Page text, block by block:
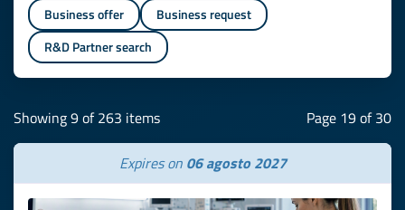
Business offer
Business request
R&D Partner search
Showing 9 of 263 items Page 19 of 30
Expires on 06 agosto 2027